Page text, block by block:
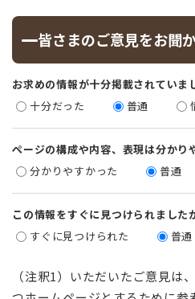
皆さまのご意見をお聞
お求めの情報が十分掲載されていま
十分だった
普通
ページの構成や内容、表現は分かり
分かりやすかった
普通
この情報をすぐに見つけられました
すぐに見つけられた
普通
（注釈1）いただいたご意見は